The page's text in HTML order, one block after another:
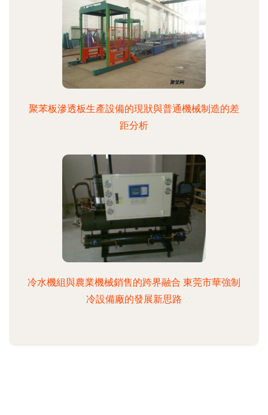
聚苯板滲透板生產設備的現狀與普通機械制造的差
距分析
冷水機組與農業機械銷售的跨界融合 東莞市華強制
冷設備廠的發展新思路